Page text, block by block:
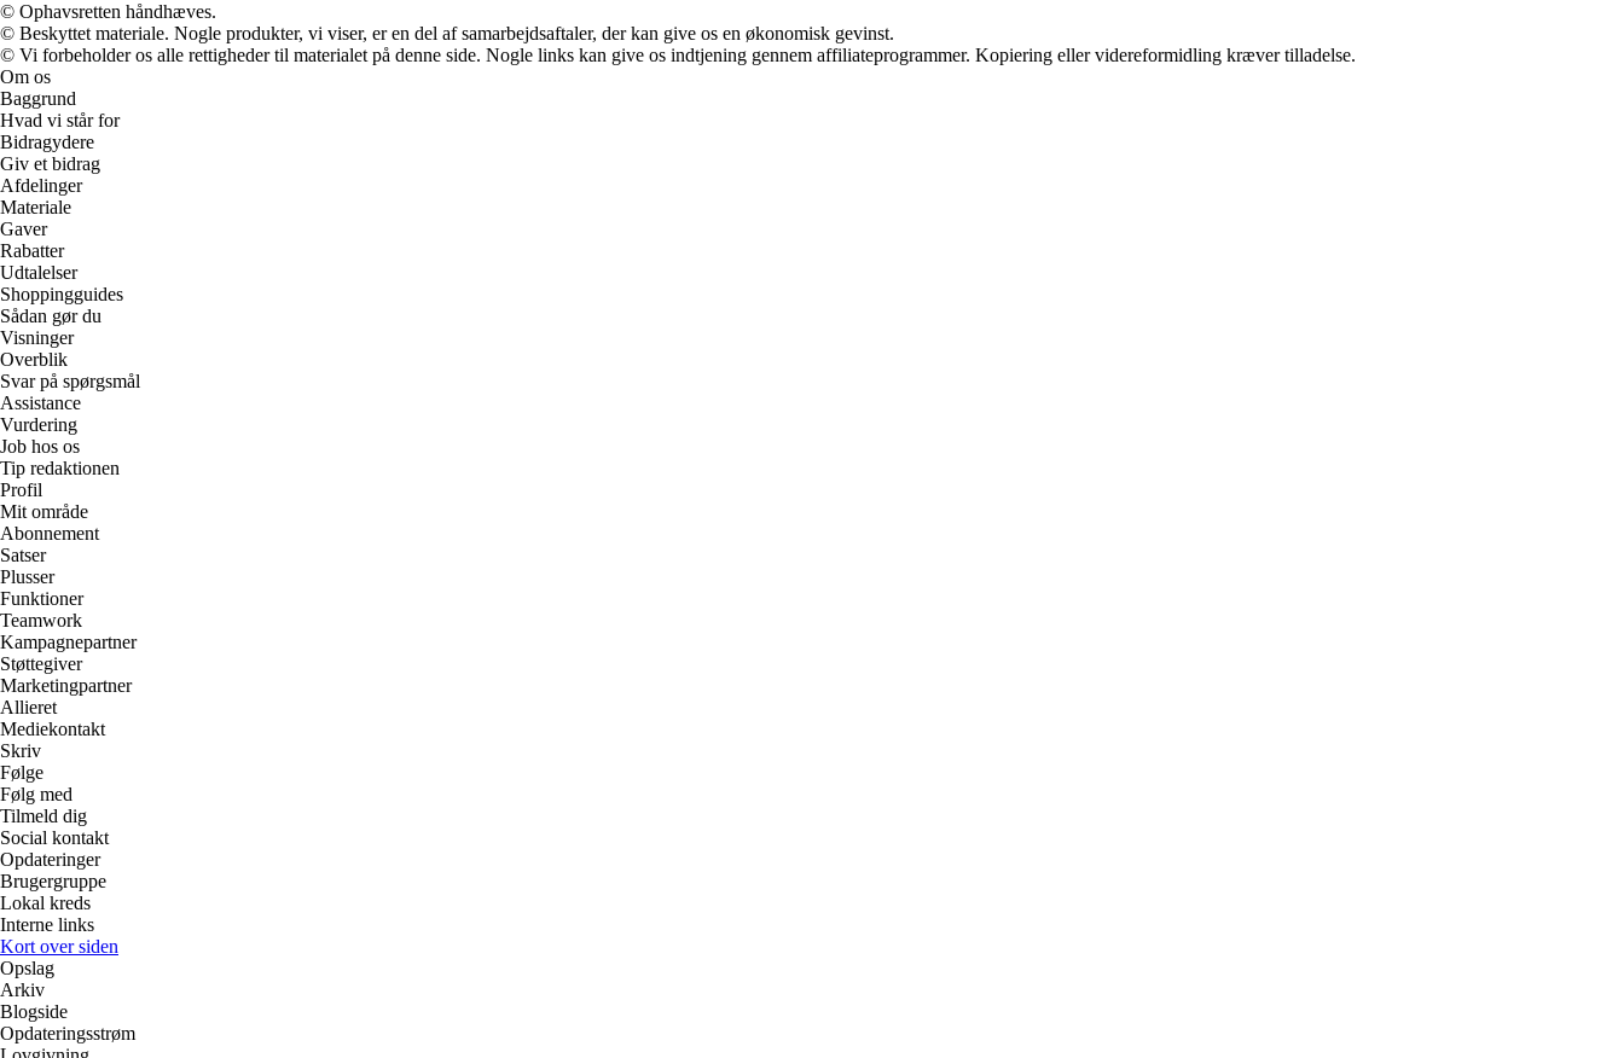
© Ophavsretten håndhæves.
© Beskyttet materiale. Nogle produkter, vi viser, er en del af samarbejdsaftaler, der kan give os en økonomisk gevinst.
© Vi forbeholder os alle rettigheder til materialet på denne side. Nogle links kan give os indtjening gennem affiliateprogrammer. Kopiering eller videreformidling kræver tilladelse.
Om os
Baggrund
Hvad vi står for
Bidragydere
Giv et bidrag
Afdelinger
Materiale
Gaver
Rabatter
Udtalelser
Shoppingguides
Sådan gør du
Visninger
Overblik
Svar på spørgsmål
Assistance
Vurdering
Job hos os
Tip redaktionen
Profil
Mit område
Abonnement
Satser
Plusser
Funktioner
Teamwork
Kampagnepartner
Støttegiver
Marketingpartner
Allieret
Mediekontakt
Skriv
Følge
Følg med
Tilmeld dig
Social kontakt
Opdateringer
Brugergruppe
Lokal kreds
Interne links
Kort over siden
Opslag
Arkiv
Blogside
Opdateringsstrøm